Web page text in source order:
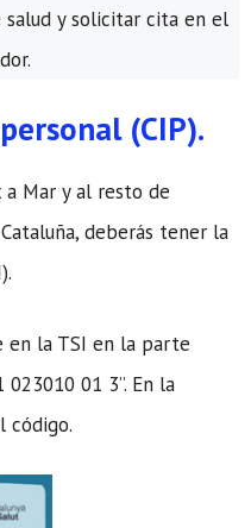
y solicitar cita en el
(CIP).
a Mar y al resto de
deberás tener la
en la TSI en la parte
01 3”. En la
código.